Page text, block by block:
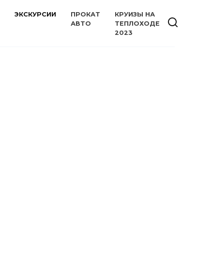
ЭКСКУРСИИ
ПРОКАТ
АВТО
КРУИЗЫ НА
ТЕПЛОХОДЕ
2023